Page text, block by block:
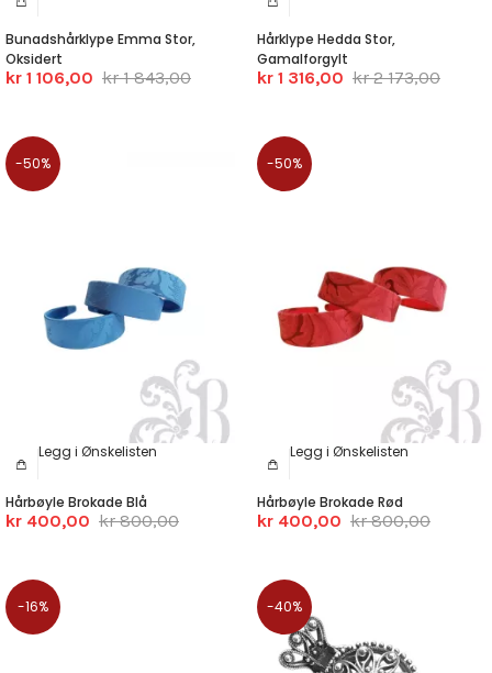
Bunadshårklype Emma Stor,
Oksidert
kr 1 106,00 kr 1 843,00
Hårklype Hedda Stor,
Gamalforgylt
kr 1 316,00 kr 2 173,00
-50%
Legg i Ønskelisten
Hårbøyle Brokade Blå
kr 400,00 kr 800,00
-50%
Legg i Ønskelisten
Hårbøyle Brokade Rød
kr 400,00 kr 800,00
-16% -40%